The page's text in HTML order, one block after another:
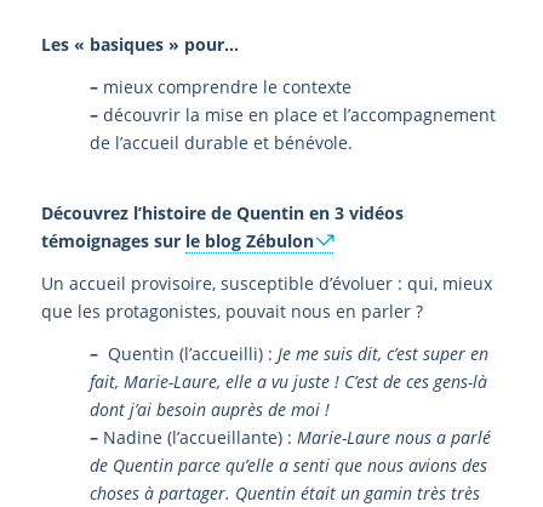
Les « basiques » pour…
– mieux comprendre le contexte
– découvrir la mise en place et l’accompagnement
de l’accueil durable et bénévole.
Découvrez l’histoire de Quentin en 3 vidéos
témoignages sur le blog Zébulon
Un accueil provisoire, susceptible d’évoluer : qui, mieux
que les protagonistes, pouvait nous en parler ?
– Quentin (l’accueilli) : Je me suis dit, c’est super en
fait, Marie-Laure, elle a vu juste ! C’est de ces gens-là
dont j’ai besoin auprès de moi !
– Nadine (l’accueillante) : Marie-Laure nous a parlé
de Quentin parce qu’elle a senti que nous avions des
choses à partager. Quentin était un gamin très très